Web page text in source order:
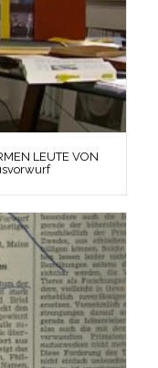
LEUTE VON